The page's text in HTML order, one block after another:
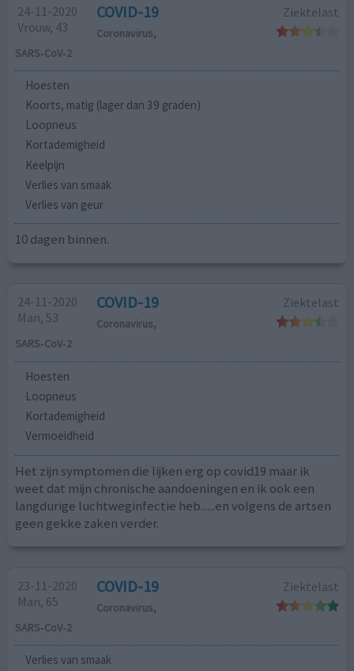
24-11-2020
Vrouw, 43
Ziektelast
COVID-19
Coronavirus,
SARS‑CoV‑2
Hoesten
Koorts, matig (lager dan 39 graden)
Loopneus
Kortademigheid
Keelpijn
Verlies van smaak
Verlies van geur
10 dagen binnen.
24-11-2020
Man, 53
Ziektelast
COVID-19
Coronavirus,
SARS‑CoV‑2
Hoesten
Loopneus
Kortademigheid
Vermoeidheid
Het zijn symptomen die lijken erg op covid19 maar ik
weet dat mijn chronische aandoeningen en ik ook een
langdurige luchtweginfectie heb......en volgens de artsen
geen gekke zaken verder.
23-11-2020
Man, 65
Ziektelast
COVID-19
Coronavirus,
SARS‑CoV‑2
Verlies van smaak